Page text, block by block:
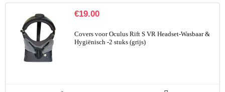
€19.00
Covers voor Oculus Rift S VR Headset-Wasbaar &
Hygiënisch -2 stuks (grijs)